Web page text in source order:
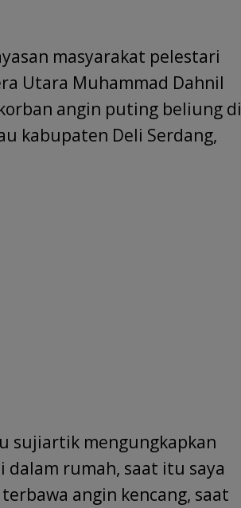
e
masyarakat pelestari
Utara Muhammad Dahnil
angin puting beliung di
kabupaten Deli Serdang,
sujiartik mengungkapkan
dalam rumah, saat itu saya
angin kencang, saat